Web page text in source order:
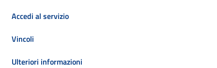
Accedi al servizio
Vincoli
Ulteriori informazioni